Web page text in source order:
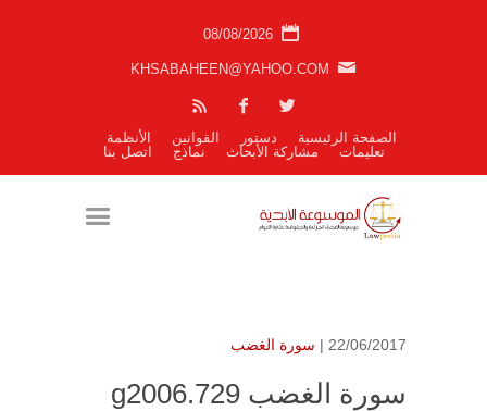
08/08/2026
KHSABAHEEN@YAHOO.COM
الصفحة الرئيسية دستور القوانين
الأنظمة
تعليمات
مشاركة الأبحاث نماذج اتصل بنا
22/06/2017 | سورة الغضب
سورة الغضب g2006.729